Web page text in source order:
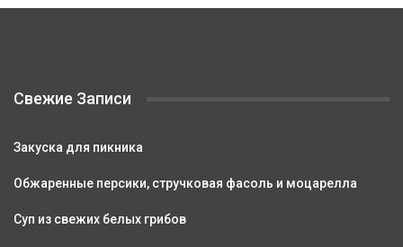
Свежие Записи
Закуска для пикника
Обжаренные персики, стручковая фасоль и моцарелла
Суп из свежих белых грибов